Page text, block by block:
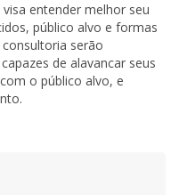
entender melhor seu
público alvo e formas
serão
de alavancar seus
o público alvo, e